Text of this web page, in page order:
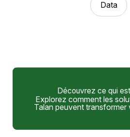
Data
Découvrez ce qui
Explorez comment les
Talan peuvent transformer